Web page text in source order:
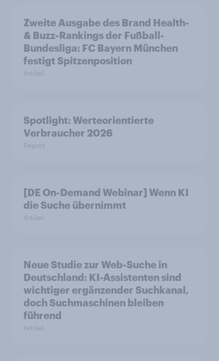
Zweite Ausgabe des Brand Health-
& Buzz-Rankings der Fußball-
Bundesliga: FC Bayern München
festigt Spitzenposition
Artikel
Spotlight: Werteorientierte
Verbraucher 2026
Report
[DE On-Demand Webinar] Wenn KI
die Suche übernimmt
Artikel
Neue Studie zur Web-Suche in
Deutschland: KI-Assistenten sind
wichtiger ergänzender Suchkanal,
doch Suchmaschinen bleiben
führend
Artikel